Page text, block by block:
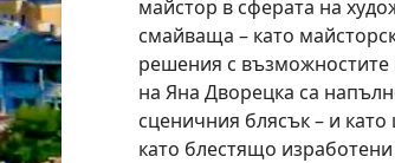
майстор в сферата на
смайваща – като
решения с
на Яна Дворецка са
сценичния блясък – и
като блестящо